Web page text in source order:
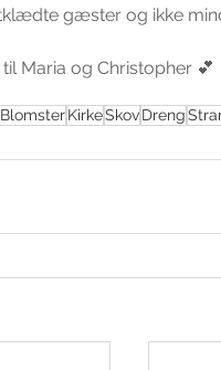
gæster og ikke
Maria og Christopher 💕
BlomsterKirkeSkovDreng